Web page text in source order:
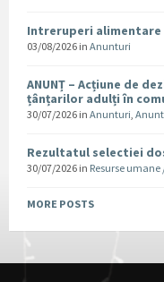
Intreruperi
03/08/2026 in Anunturi
ANUNȚ – Acțiune de
țânțarilor adulți în
30/07/2026 in Anunturi,
Rezultatul selectiei
30/07/2026 in Resurse
MORE POSTS